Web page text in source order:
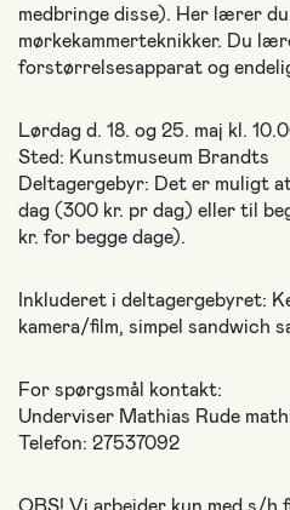
medbringe disse). Her lærer du
mørkekammerteknikker. Du
forstørrelsesapparat og
Lørdag d. 18. og 25. maj kl.
Sted: Kunstmuseum Brandts
Deltagergebyr: Det er muligt
dag (300 kr. pr dag) eller til
kr. for begge dage).
Inkluderet i deltagergebyret:
kamera/film, simpel sandwich
For spørgsmål kontakt:
Underviser Mathias Rude
Telefon: 27537092
OBS! Vi arbejder kun med s/h